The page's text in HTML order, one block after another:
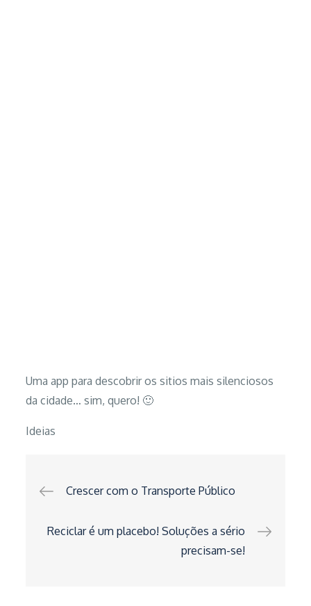
Uma app para descobrir os sitios mais silenciosos
da cidade… sim, quero! 🙂
Ideias
Navegação
de
Crescer com o Transporte Público
Reciclar é um placebo! Soluções a sério
precisam-se!